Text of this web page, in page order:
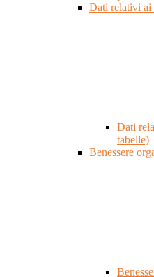
Dati relativi ai
Dati
tabelle)
Benessere